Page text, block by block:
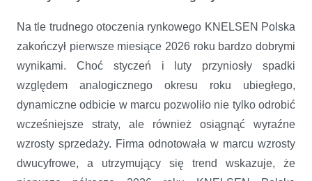
Na tle trudnego otoczenia rynkowego KNELSEN Polska
zakończył pierwsze miesiące 2026 roku bardzo dobrymi
wynikami. Choć styczeń i luty przyniosły spadki
względem analogicznego okresu roku ubiegłego,
dynamiczne odbicie w marcu pozwoliło nie tylko odrobić
wcześniejsze straty, ale również osiągnąć wyraźne
wzrosty sprzedaży. Firma odnotowała w marcu wzrosty
dwucyfrowe, a utrzymujący się trend wskazuje, że